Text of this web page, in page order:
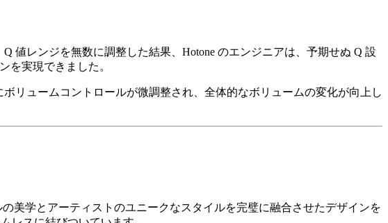
値レンジを無数に調整した結果、Hotone のエンジニアは、予期せぬ Q 設
を実現できました。
リュームコントロールが微調整され、全体的なボリュームの変化が向上し
美学とアーティストのユニークなスタイルを完璧に融合させたデザインを